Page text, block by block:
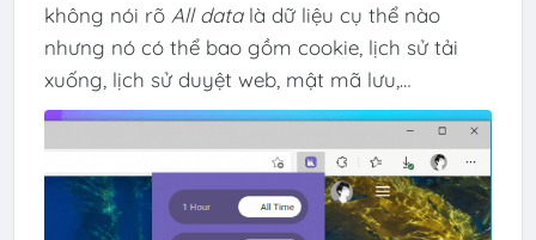
không nói rõ All datalà dữ liệu cụ thể nào
nhưng nó có thể bao gồm cookie, lịch sử tải
xuống, lịch sử duyệt web, mật mã lưu,…